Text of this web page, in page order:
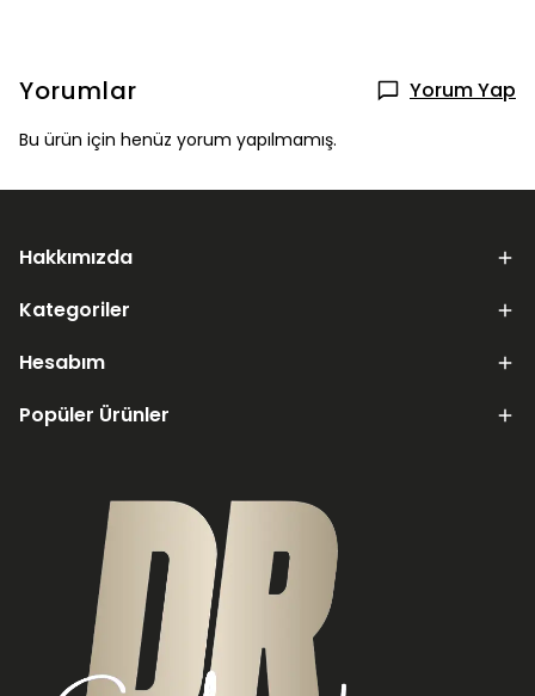
Yorumlar Yorum Yap
Bu ürün için henüz yorum yapılmamış.
Hakkımızda
Kategoriler
Hesabım
Popüler Ürünler